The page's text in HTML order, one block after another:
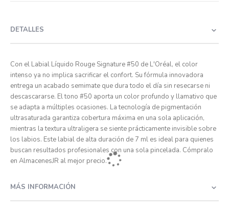
DETALLES
Con el Labial Líquido Rouge Signature #50 de L'Oréal, el color
intenso ya no implica sacrificar el confort. Su fórmula innovadora
entrega un acabado semimate que dura todo el día sin resecarse ni
descascararse. El tono #50 aporta un color profundo y llamativo que
se adapta a múltiples ocasiones. La tecnología de pigmentación
ultrasaturada garantiza cobertura máxima en una sola aplicación,
mientras la textura ultraligera se siente prácticamente invisible sobre
los labios. Este labial de alta duración de 7 ml es ideal para quienes
buscan resultados profesionales con una sola pincelada. Cómpralo
en AlmacenesJR al mejor precio.
MÁS INFORMACIÓN